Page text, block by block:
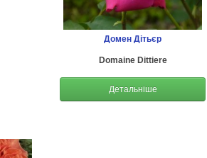
Домен Дітьєр
Domaine Dittiere
Детальніше